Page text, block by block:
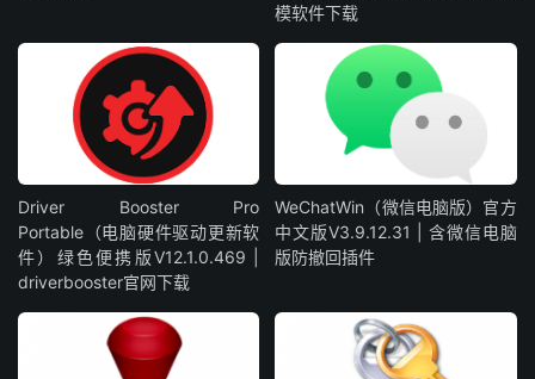
模软件下载
Driver Booster Pro
Portable（电脑硬件驱动更新软
件）绿色便携版V12.1.0.469 |
driverbooster官网下载
WeChatWin（微信电脑版）官方
中文版V3.9.12.31 | 含微信电脑
版防撤回插件